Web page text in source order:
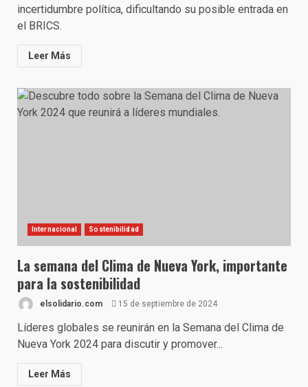
incertidumbre política, dificultando su posible entrada en
el BRICS.
Leer Más
Internacional Sostenibilidad
La semana del Clima de Nueva York, importante
para la sostenibilidad
elsolidario.com 15 de septiembre de 2024
Líderes globales se reunirán en la Semana del Clima de
Nueva York 2024 para discutir y promover...
Leer Más